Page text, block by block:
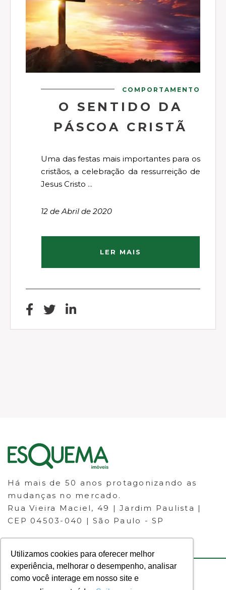
Utilizamos cookies para oferecer melhor
experiência, melhorar o desempenho, analisar
como você interage em nosso site e
COMPORTAMENTO
O SENTIDO DA
PÁSCOA CRISTÃ
Uma das festas mais importantes para os
cristãos, a celebração da ressurreição de
Jesus Cristo ...
12 de Abril de 2020
LER MAIS
Há mais de 50 anos protagonizando as
mudanças no mercado.
Rua Vieira Maciel, 49 | Jardim Paulista |
CEP 04503-040 | São Paulo - SP
© 2023 ESQUEMA IMÓVEIS - CRECI